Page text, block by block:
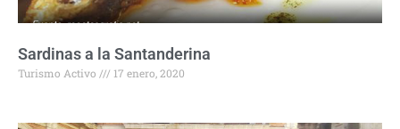
Sardinas a la Santanderina
Turismo Activo 17 enero, 2020